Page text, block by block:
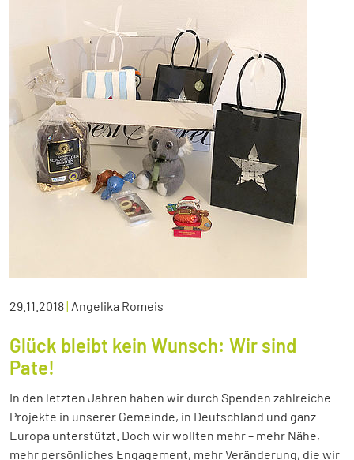
29.11.2018| Angelika Romeis
Glück bleibt kein Wunsch: Wir sind
Pate!
In den letzten Jahren haben wir durch Spenden zahlreiche
Projekte in unserer Gemeinde, in Deutschland und ganz
Europa unterstützt. Doch wir wollten mehr – mehr Nähe,
mehr persönliches Engagement, mehr Veränderung, die wir